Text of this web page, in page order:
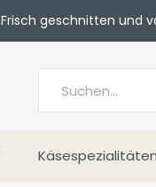
Käsespezialitäten
Frisch geschnitten und